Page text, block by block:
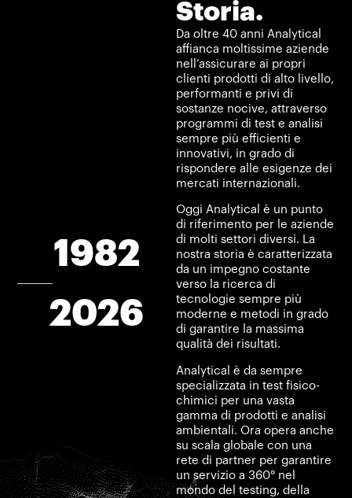
1982
2026
Storia.
Da oltre 40 anni Analytical
affianca moltissime aziende
nell’assicurare ai propri
clienti prodotti di alto livello,
performanti e privi di
sostanze nocive, attraverso
programmi di test e analisi
sempre più efficienti e
innovativi, in grado di
rispondere alle esigenze dei
mercati internazionali.
Oggi Analytical è un punto
di riferimento per le aziende
di molti settori diversi. La
nostra storia è caratterizzata
da un impegno costante
verso la ricerca di
tecnologie sempre più
moderne e metodi in grado
di garantire la massima
qualità dei risultati.
Analytical è da sempre
specializzata in test fisico-
chimici per una vasta
gamma di prodotti e analisi
ambientali. Ora opera anche
su scala globale con una
rete di partner per garantire
un servizio a 360° nel
mondo del testing, della